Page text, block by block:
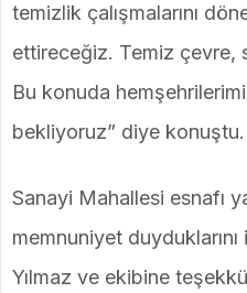
temizlik çalışmalarını
ettireceğiz. Temiz çevre,
Bu konuda
bekliyoruz” diye konuştu.
Sanayi Mahallesi esnafı
memnuniyet
Yılmaz ve ekibine